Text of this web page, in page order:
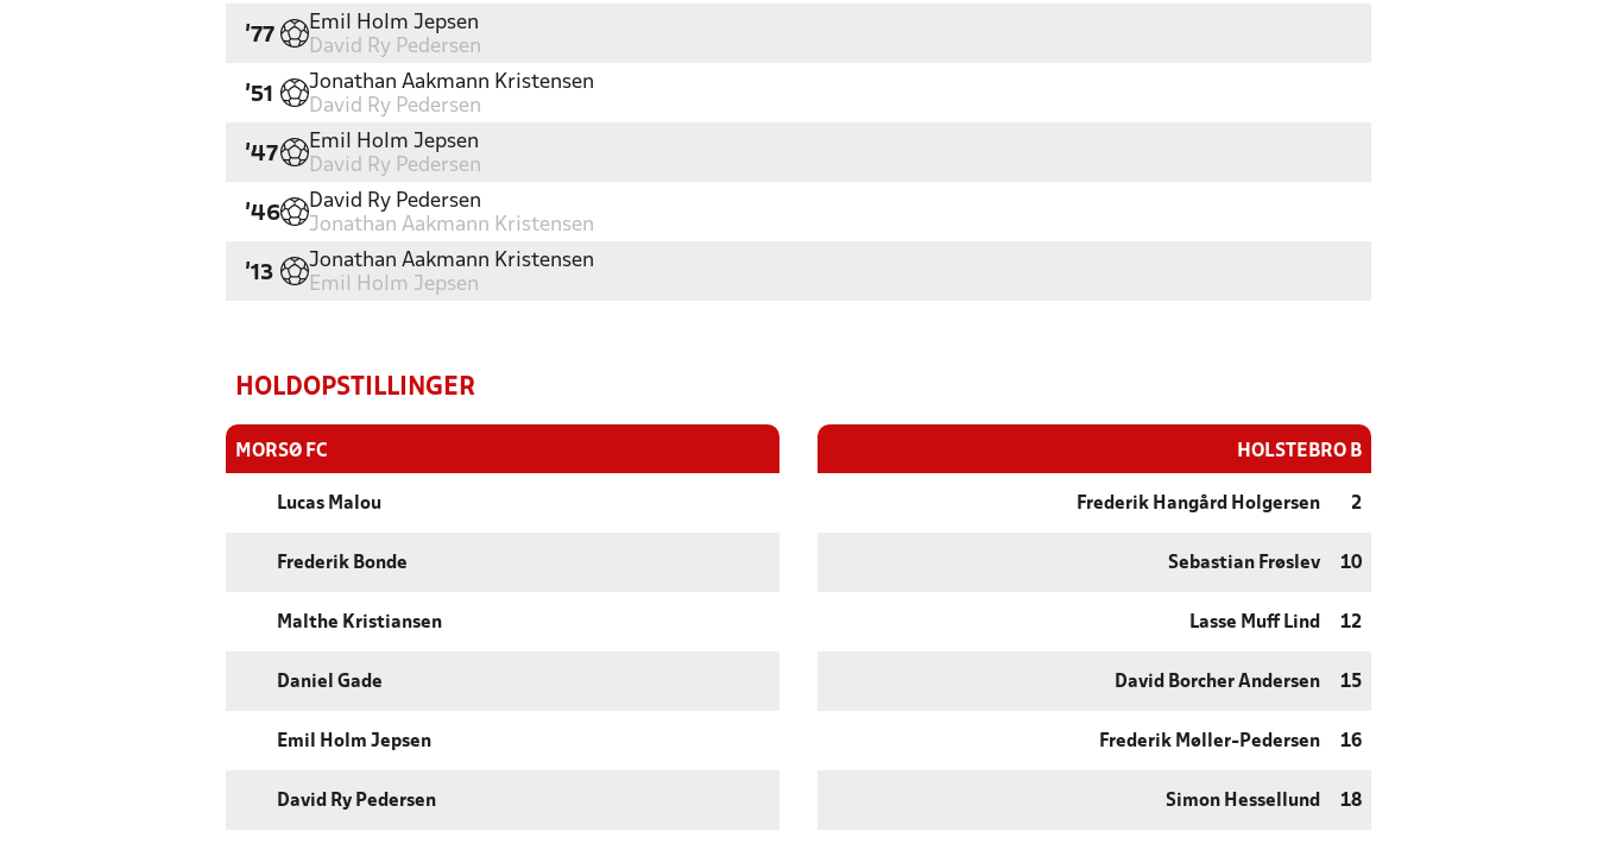
'77
Emil Holm Jepsen
David Ry Pedersen
'51
Jonathan Aakmann Kristensen
David Ry Pedersen
'47
Emil Holm Jepsen
David Ry Pedersen
'46
David Ry Pedersen
Jonathan Aakmann Kristensen
'13
Jonathan Aakmann Kristensen
Emil Holm Jepsen
HOLDOPSTILLINGER
MORSØ FC
Lucas Malou
Frederik Bonde
Malthe Kristiansen
Daniel Gade
Emil Holm Jepsen
David Ry Pedersen
HOLSTEBRO B
Frederik Hangård Holgersen 2
Sebastian Frøslev 10
Lasse Muff Lind 12
David Borcher Andersen 15
Frederik Møller-Pedersen 16
Simon Hessellund 18